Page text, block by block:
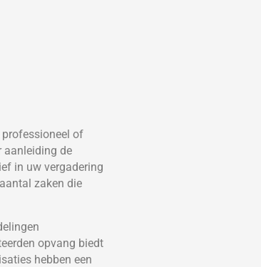
professioneel of
aanleiding de
in uw vergadering
zaken die
opvang biedt
hebben een